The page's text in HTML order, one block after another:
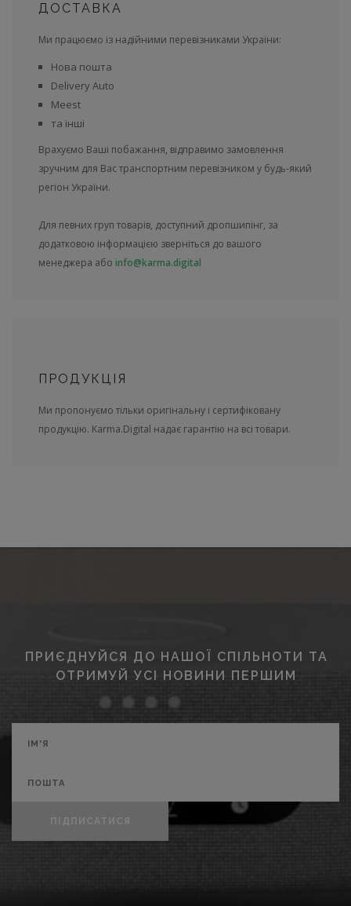
ДОСТАВКА
Ми працюємо із надійними перевізниками України:
Нова пошта
Delivery Auto
Meest
та інші
Врахуємо Ваші побажання, відправимо замовлення
зручним для Вас транспортним перевізником у будь-який
регіон України.
Для певних груп товарів, доступний дропшипінг, за
додатковою інформацією зверніться до вашого
менеджера або info@karma.digital
ПРОДУКЦІЯ
Ми пропонуємо тільки оригінальну і сертифіковану
продукцію. Karma.Digital надає гарантію на всі товари.
ПРИЄДНУЙСЯ ДО НАШОЇ СПІЛЬНОТИ ТА
ОТРИМУЙ УСІ НОВИНИ ПЕРШИМ
ПІДПИСАТИСЯ